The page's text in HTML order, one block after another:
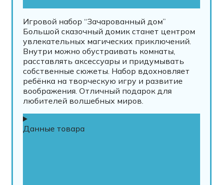
Игровой набор “Зачарованный дом”
Большой сказочный домик станет центром
увлекательных магических приключений.
Внутри можно обустраивать комнаты,
расставлять аксессуары и придумывать
собственные сюжеты. Набор вдохновляет
ребёнка на творческую игру и развитие
воображения. Отличный подарок для
любителей волшебных миров.
Данные товара